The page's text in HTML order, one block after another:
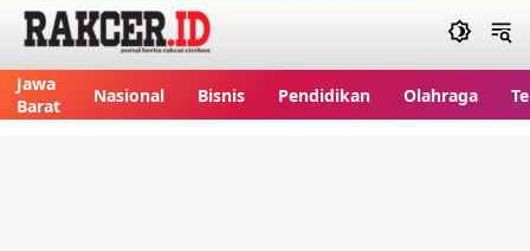
Jawa
Barat
Nasional Bisnis Pendidikan Olahraga